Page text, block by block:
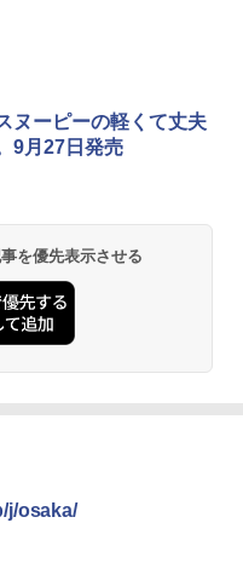
ヌーピーの軽くて丈夫
9月27日発売
を優先表示させる
j/osaka/